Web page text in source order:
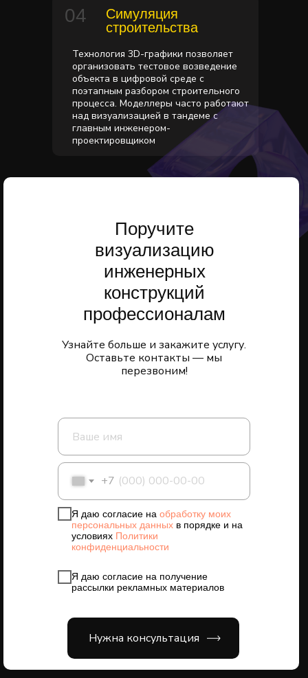
Технология 3D-графики позволяет
организовать тестовое возведение
объекта в цифровой среде с
поэтапным разбором строительного
процесса. Моделлеры часто работают
над визуализацией в тандеме с
главным инженером-
проектировщиком
04
Симуляция
строительства
Поручите
визуализацию
инженерных
конструкций
профессионалам
Узнайте больше и закажите услугу.
Оставьте контакты — мы
перезвоним!
+7
Я даю согласие на обработку моих
персональных данных в порядке и на
условиях Политики
конфиденциальности
Я даю согласие на получение
рассылки рекламных материалов
Нужна консультация